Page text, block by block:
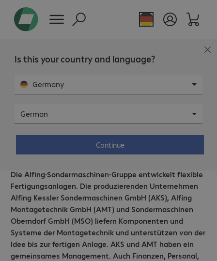
Is this your country and language?
Germany
German
Continue
Alfing Kessler Sondermaschinen –
Bechtle entwickelt automatisierte
Monatsabschlüsse in SAP.
Die Alfing-Sondermaschinen-Gruppe entwickelt flexible
Fertigungsanlagen. Die produzierenden Unternehmen
Alfing Kessler Sondermaschinen GmbH (AKS), Alfing
Montagetechnik GmbH (AMT) und Sondermaschinen
Oberndorf GmbH (MSO) liefern Komponenten und
Systeme der Montagetechnik und unterstützen von der
Idee bis zur fertigen Anlage. AKS und AMT haben ein
gemeinsames Management. Auch Finanzen, Personal,